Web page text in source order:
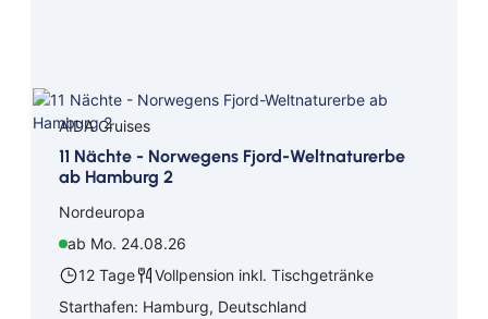
Süd Pazifik
Südamerika
Südostasien
Transarabien
AIDA Cruises
11 Nächte - Norwegens Fjord-Weltnaturerbe
ab Hamburg 2
Nordeuropa
ab Mo. 24.08.26
12 Tage
Vollpension inkl. Tischgetränke
Starthafen: Hamburg, Deutschland